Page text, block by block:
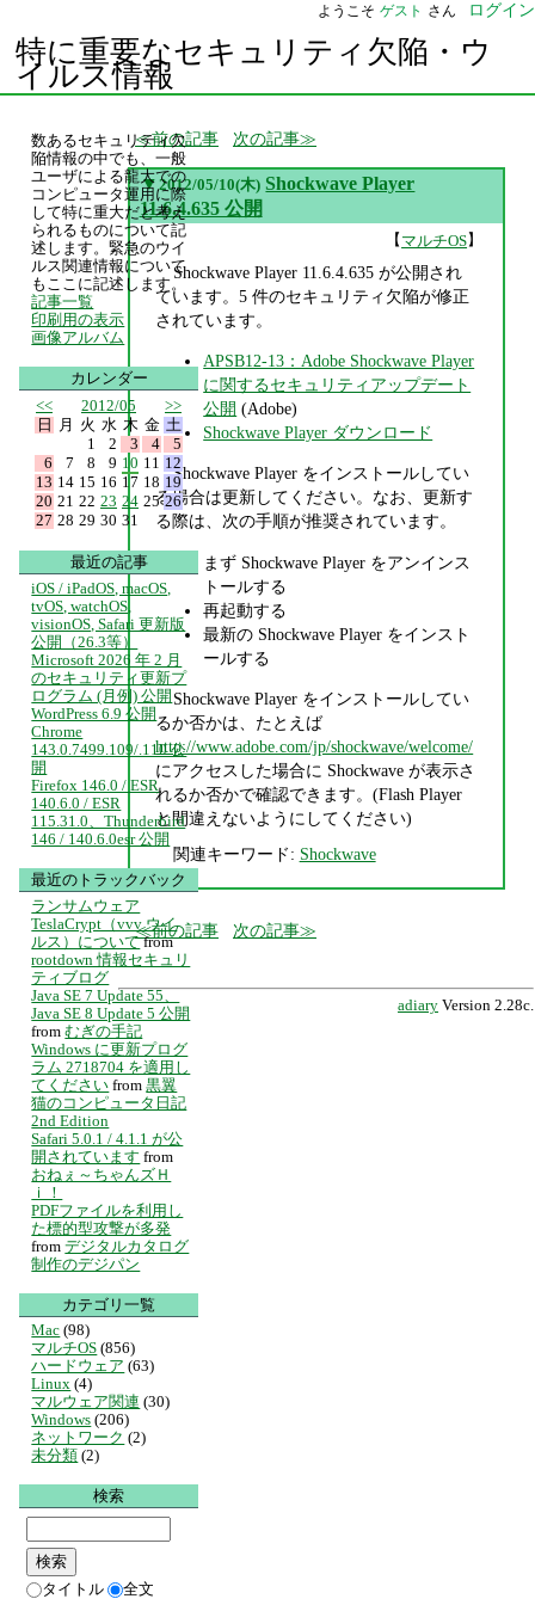
ようこそ ゲスト さん ログイン
特に重要なセキュリティ欠陥・ウ
イルス情報
前の記事 次の記事
▼ 2012/05/10(木) Shockwave Player
11.6.4.635 公開
【マルチOS】
Shockwave Player 11.6.4.635 が公開され
ています。5 件のセキュリティ欠陥が修正
されています。
APSB12-13：Adobe Shockwave Player
に関するセキュリティアップデート
公開 (Adobe)
Shockwave Player ダウンロード
Shockwave Player をインストールしてい
る場合は更新してください。なお、更新す
る際は、次の手順が推奨されています。
まず Shockwave Player をアンインス
トールする
再起動する
最新の Shockwave Player をインスト
ールする
Shockwave Player をインストールしてい
るか否かは、たとえば
http://www.adobe.com/jp/shockwave/welcome/
にアクセスした場合に Shockwave が表示さ
れるか否かで確認できます。(Flash Player
と間違えないようにしてください)
関連キーワード: Shockwave
前の記事 次の記事
adiary Version 2.28c.
数あるセキュリティ欠
陥情報の中でも、一般
ユーザによる龍大での
コンピュータ運用に際
して特に重大だと考え
られるものについて記
述します。緊急のウイ
ルス関連情報について
もここに記述します。
記事一覧
印刷用の表示
画像アルバム
カレンダー
<<
2012/05
>>
日
月 火 水 木 金 土
1
2 3 4
5
6
7 8 9 10 11 12
13 14 15 16 17 18 19
20 21 22 23 24 25 26
27 28 29 30 31
最近の記事
iOS / iPadOS, macOS,
tvOS, watchOS,
visionOS, Safari 更新版
公開（26.3等）
Microsoft 2026 年 2 月
のセキュリティ更新プ
ログラム (月例) 公開
WordPress 6.9 公開
Chrome
143.0.7499.109/.110 公
開
Firefox 146.0 / ESR
140.6.0 / ESR
115.31.0、Thunderbird
146 / 140.6.0esr 公開
最近のトラックバック
ランサムウェア
TeslaCrypt（vvv ウイ
ルス）について from
rootdown 情報セキュリ
ティブログ
Java SE 7 Update 55、
Java SE 8 Update 5 公開
from むぎの手記
Windows に更新プログ
ラム 2718704 を適用し
てください from 黒翼
猫のコンピュータ日記
2nd Edition
Safari 5.0.1 / 4.1.1 が公
開されています from
おねぇ～ちゃんズＨ
ｉ！
PDFファイルを利用し
た標的型攻撃が多発
from デジタルカタログ
制作のデジパン
カテゴリ一覧
Mac (98)
マルチOS (856)
ハードウェア (63)
Linux (4)
マルウェア関連 (30)
Windows (206)
ネットワーク (2)
未分類 (2)
検索
タイトル 全文